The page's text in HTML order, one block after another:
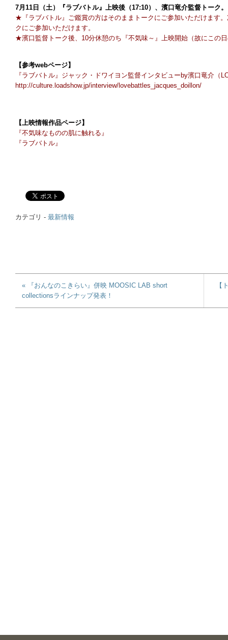
7月11日（土）『ラブバトル』上映後（17:10）、濱口竜介監督トーク。
★『ラブバトル』ご鑑賞の方はそのままトークにご参加いただけます
クにご参加いただけます。
★濱口監督トーク後、10分休憩のち『不気味～』上映開始（故にこの
【参考webページ】
『ラブバトル』ジャック・ドワイヨン監督インタビューby濱口竜介（
http://culture.loadshow.jp/interview/lovebattles_jacques_doillon/
【上映情報作品ページ】
『不気味なものの肌に触れる』
『ラブバトル』
カテゴリ - 最新情報
« 『おんなのこきらい』併映 MOOSIC LAB short
collectionsラインナップ発表！
【